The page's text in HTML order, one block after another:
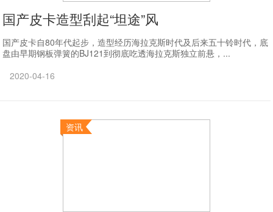
国产皮卡造型刮起“坦途”风
国产皮卡自80年代起步，造型经历海拉克斯时代及后来五十铃时代，底
盘由早期钢板弹簧的BJ121到彻底吃透海拉克斯独立前悬，...
2020-04-16
资讯